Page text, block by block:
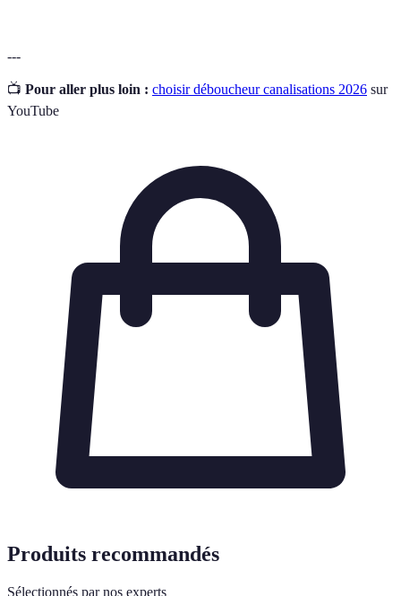
---
📺 Pour aller plus loin : choisir déboucheur canalisations 2026 sur
YouTube
Produits recommandés
Sélectionnés par nos experts